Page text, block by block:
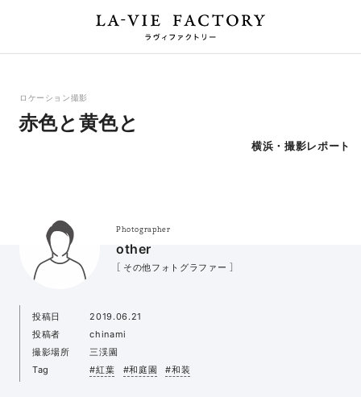
ロケーション撮影
赤色と黄色と
横浜・撮影レポート
Photographer
other
［ その他フォトグラファー ］
投稿日
2019.06.21
投稿者
chinami
撮影場所
三渓園
Tag
#紅葉 #和庭園 #和装